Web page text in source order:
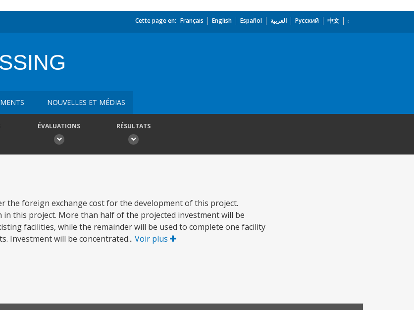
Cette page en: Français English Español العربية Русский 中文
NOUVELLES ET MÉDIAS
ÉVALUATIONS RÉSULTATS
the foreign exchange cost for the development of this project.
this project. More than half of the projected investment will be
facilities, while the remainder will be used to complete one facility
Investment will be concentrated... Voir plus